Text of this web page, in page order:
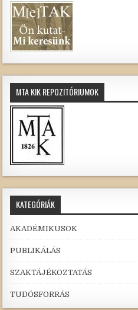
MTA KIK REPOZITÓRIUMOK
KATEGÓRIÁK
AKADÉMIKUSOK
PUBLIKÁLÁS
SZAKTÁJÉKOZTATÁS
TUDÓSFORRÁS